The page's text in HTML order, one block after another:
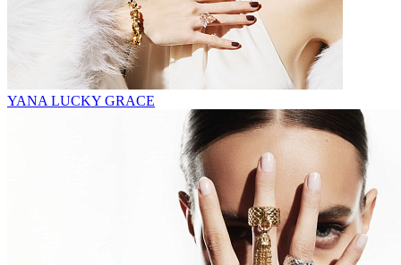
YANA LUCKY GRACE